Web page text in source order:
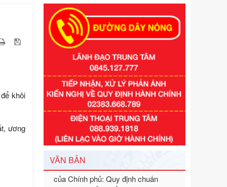
khôi
ương
VĂN BẢN
Số kí hiệu:351/2025/NĐ-CP
Tên: Nghị định số 351/2025/NĐ-CP
của Chính phủ: Quy định chuẩn
nghèo đa chiều quốc gia giai đoạn
2026 - 2030
Ngày ban hành: 29/12/2026